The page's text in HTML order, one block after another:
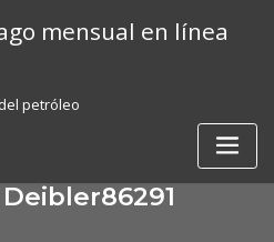
mensual en línea
petróleo